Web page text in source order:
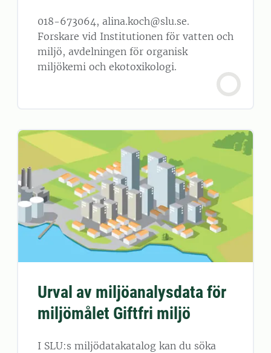
018-673064, alina.koch@slu.se.
Forskare vid Institutionen för vatten och
miljö, avdelningen för organisk
miljökemi och ekotoxikologi.
Urval av miljöanalysdata för
miljömålet Giftfri miljö
I SLU:s miljödatakatalog kan du söka